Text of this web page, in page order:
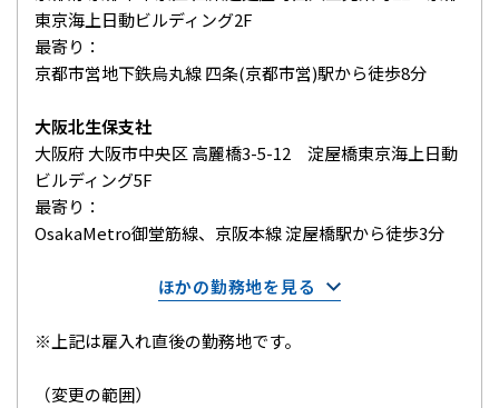
東京海上日動ビルディング2F
最寄り：
京都市営地下鉄烏丸線 四条(京都市営)駅から徒歩8分
大阪北生保支社
大阪府 大阪市中央区 高麗橋3-5-12 淀屋橋東京海上日動
ビルディング5F
最寄り：
OsakaMetro御堂筋線、京阪本線 淀屋橋駅から徒歩3分
ほかの勤務地を見る
※上記は雇入れ直後の勤務地です。
（変更の範囲）